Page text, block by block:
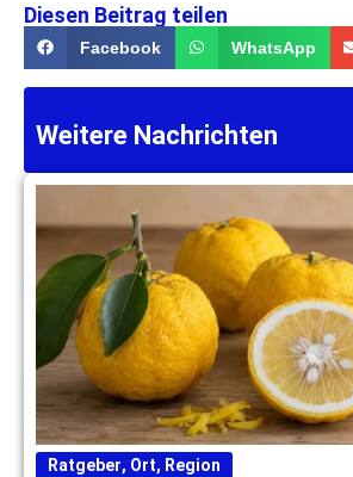
Diesen Beitrag teilen
Facebook WhatsApp
Weitere Nachrichten
Ratgeber, Ort, Region